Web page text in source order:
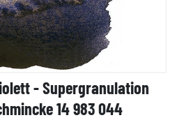
- Supergranulation
14 983 044